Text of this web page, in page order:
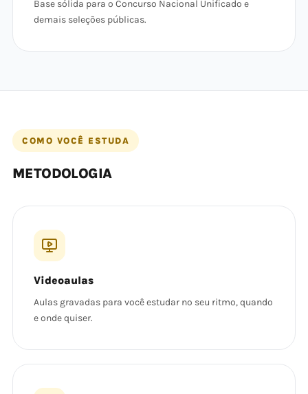
Base sólida para o Concurso Nacional Unificado e
demais seleções públicas.
COMO VOCÊ ESTUDA
METODOLOGIA
Videoaulas
Aulas gravadas para você estudar no seu ritmo, quando
e onde quiser.